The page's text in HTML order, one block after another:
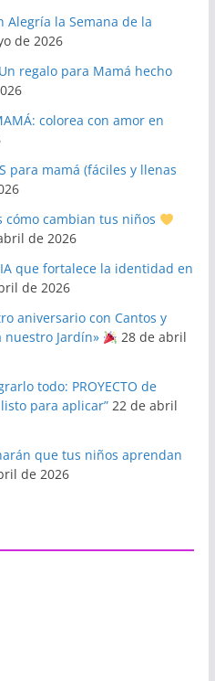
Alegría la Semana de la
de 2026
Un regalo para Mamá hecho
colorea con amor en
para mamá (fáciles y llenas
cómo cambian tus niños
de 2026
que fortalece la identidad en
de 2026
aniversario con Cantos y
Jardín»
28 de abril
todo: PROYECTO de
para aplicar” 22 de abril
que tus niños aprendan
de 2026